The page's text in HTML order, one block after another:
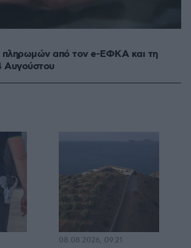
από τον e-ΕΦΚΑ και τη
Αυγούστου
08.08.2026, 09:21